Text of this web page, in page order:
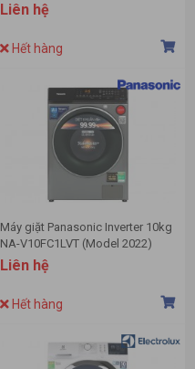
2022
Liên hệ
Hết hàng
Máy giặt Panasonic Inverter 10kg
NA-V10FC1LVT (Model 2022)
Liên hệ
Hết hàng